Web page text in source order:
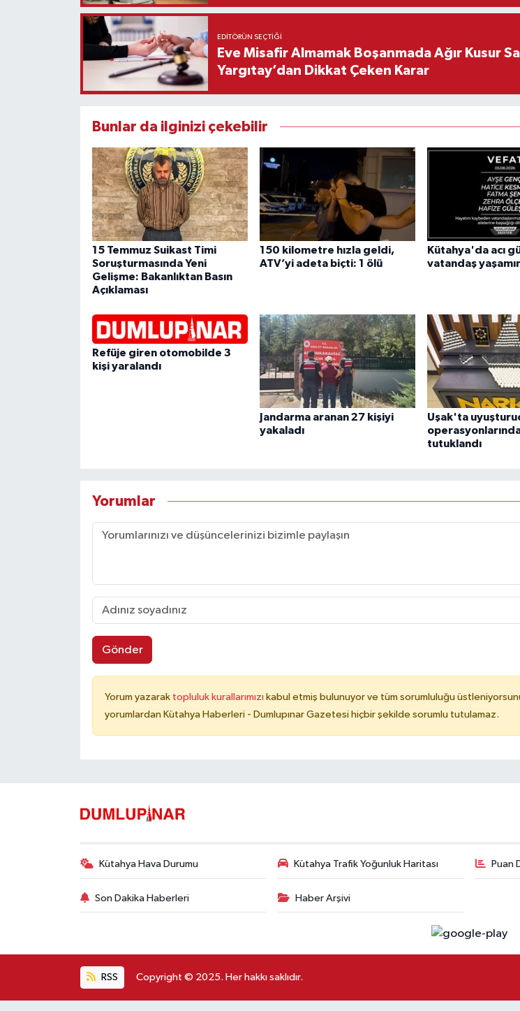
EDITÖRÜN SEÇTIĞI
Eve Misafir Almamak Boşanmada Ağır Kusur
Yargıtay’dan Dikkat Çeken Karar
Bunlar da ilginizi çekebilir
15 Temmuz Suikast Timi
Soruşturmasında Yeni
Gelişme: Bakanlıktan Basın
Açıklaması
150 kilometre hızla geldi,
ATV’yi adeta biçti: 1 ölü
Kütahya'da acı
vatandaş
Refüje giren otomobilde 3
kişi yaralandı
Jandarma aranan 27 kişiyi
yakaladı
Uşak'ta
tutuklandı
Yorumlar
Gönder
Yorum yazarak topluluk kurallarımızı kabul etmiş bulunuyor ve tüm sorumluluğu
yorumlardan Kütahya Haberleri - Dumlupınar Gazetesi hiçbir şekilde sorumlu tutulamaz.
Kütahya Hava Durumu Kütahya Trafik Yoğunluk Haritası Puan
Son Dakika Haberleri Haber Arşivi
RSS Copyright © 2025. Her hakkı saklıdır.